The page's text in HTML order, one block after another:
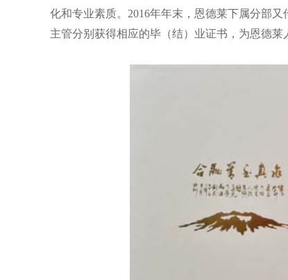
化和专业素质。2016年年末，恩德莱下属分部
主管分别获得相应的毕（结）业证书，为恩德莱